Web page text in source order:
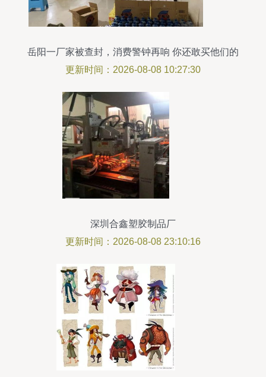
岳阳一厂家被查封，消费警钟再响 你还敢买他们的
产品吗？
更新时间：2026-08-08 10:27:30
深圳合鑫塑胶制品厂
更新时间：2026-08-08 23:10:16